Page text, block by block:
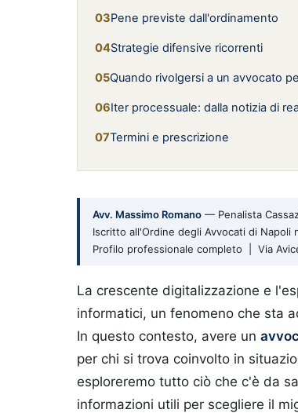
Pene previste dall'ordinamento
Strategie difensive ricorrenti
Quando rivolgersi a un avvocato
Iter processuale: dalla notizia di
Termini e prescrizione
Avv. Massimo Romano — Penalista
Iscritto all'Ordine degli Avvocati di Napoli
Profilo professionale completo | Via
La crescente digitalizzazione e
informatici, un fenomeno che sta
In questo contesto, avere un
per chi si trova coinvolto in
esploreremo tutto ciò che c'è da
informazioni utili per scegliere il